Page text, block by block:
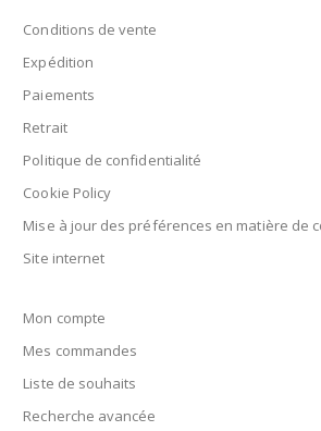
Conditions de vente
Expédition
Paiements
Retrait
Politique de confidentialité
Cookie Policy
Mise à jour des préférences en matière de
Site internet
Mon compte
Mes commandes
Liste de souhaits
Recherche avancée